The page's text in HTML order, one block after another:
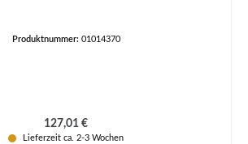
Produktnummer: 01014370
Regulärer Preis:
127,01 €
Lieferzeit ca. 2-3 Wochen